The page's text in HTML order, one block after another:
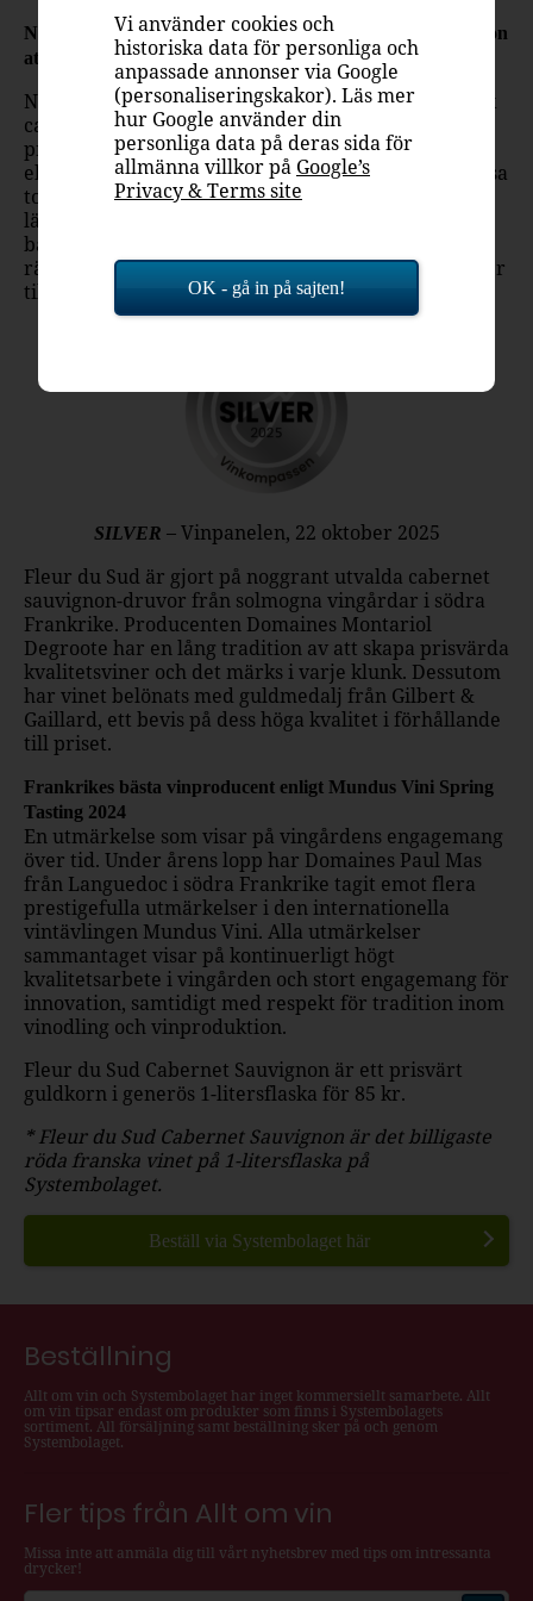
Nu finns guldmedaljören Fleur du Sud Cabernet Sauvignon
att beställa på Systembolaget.
Nylanserade Fleur du Sud är en fruktig och smakrik
cabernet sauvignon från soliga Frankrike – ett
prisvärt val för dig som uppskattar smakrik fransk
elegans i modern tappning. Vinet bjuder på generösa
toner av mörka bär, svarta vinbär, plommon och en
lätt kryddighet, med mjuka tanniner och en rund,
balanserad avslutning. Ett utmärkt vin till smakrika
rätter av kött och fågel, men även på egen hand eller
till exempelvis pizza.
SILVER – Vinpanelen, 22 oktober 2025
Fleur du Sud är gjort på noggrant utvalda cabernet
sauvignon-druvor från solmogna vingårdar i södra
Frankrike. Producenten Domaines Montariol
Degroote har en lång tradition av att skapa prisvärda
kvalitetsviner och det märks i varje klunk. Dessutom
har vinet belönats med guldmedalj från Gilbert &
Gaillard, ett bevis på dess höga kvalitet i förhållande
till priset.
Frankrikes bästa vinproducent enligt Mundus Vini Spring
Tasting 2024
En utmärkelse som visar på vingårdens engagemang
över tid. Under årens lopp har Domaines Paul Mas
från Languedoc i södra Frankrike tagit emot flera
prestigefulla utmärkelser i den internationella
vintävlingen Mundus Vini. Alla utmärkelser
sammantaget visar på kontinuerligt högt
kvalitetsarbete i vingården och stort engagemang för
innovation, samtidigt med respekt för tradition inom
vinodling och vinproduktion.
Fleur du Sud Cabernet Sauvignon är ett prisvärt
guldkorn i generös 1-litersflaska för 85 kr.
* Fleur du Sud Cabernet Sauvignon är det billigaste
röda franska vinet på 1-litersflaska på
Systembolaget.
Beställ via Systembolaget här
Beställning
Allt om vin och Systembolaget har inget kommersiellt samarbete. Allt
om vin tipsar endast om produkter som finns i Systembolagets
sortiment. All försäljning samt beställning sker på och genom
Systembolaget.
Fler tips från Allt om vin
Missa inte att anmäla dig till vårt nyhetsbrev med tips om intressanta
drycker!
Vi använder cookies och
historiska data för personliga och
anpassade annonser via Google
(personaliseringskakor). Läs mer
hur Google använder din
personliga data på deras sida för
allmänna villkor på Google’s
Privacy & Terms site
OK - gå in på sajten!